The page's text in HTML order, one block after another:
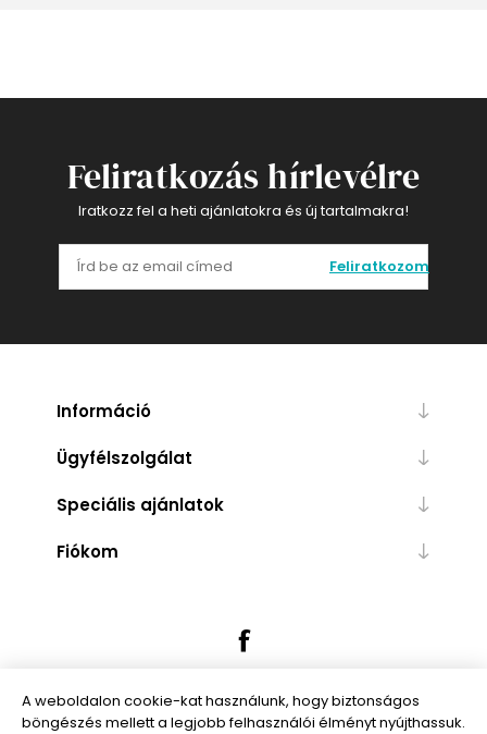
Feliratkozás hírlevélre
Iratkozz fel a heti ajánlatokra és új tartalmakra!
Feliratkozom
Információ
Ügyfélszolgálat
Speciális ajánlatok
Fiókom
A weboldalon cookie-kat használunk, hogy biztonságos
böngészés mellett a legjobb felhasználói élményt nyújthassuk.